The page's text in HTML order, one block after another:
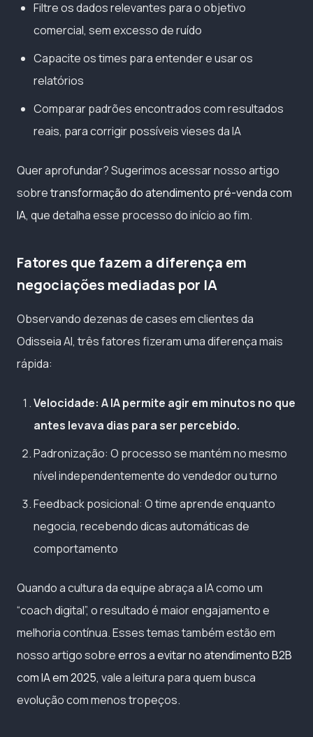
Filtre os dados relevantes para o objetivo
comercial, sem excesso de ruído
Capacite os times para entender e usar os
relatórios
Comparar padrões encontrados com resultados
reais, para corrigir possíveis vieses da IA
Quer aprofundar? Sugerimos acessar nosso artigo
sobretransformação do atendimento pré-venda com
IA, que detalha esse processo do início ao fim.
Fatores que fazem a diferença em
negociações mediadas por IA
Observando dezenas de cases em clientes da
Odisseia AI, três fatores fizeram uma diferença mais
rápida:
Velocidade: A IA permite agir em minutos no que
antes levava dias para ser percebido.
Padronização: O processo se mantém no mesmo
nível independentemente do vendedor ou turno
Feedback posicional: O time aprende enquanto
negocia, recebendo dicas automáticas de
comportamento
Quando a cultura da equipe abraça a IA como um
“coach digital”, o resultado é maior engajamento e
melhoria contínua. Esses temas também estão em
nosso artigo sobreerros a evitar no atendimento B2B
com IA em 2025, vale a leitura para quem busca
evolução com menos tropeços.